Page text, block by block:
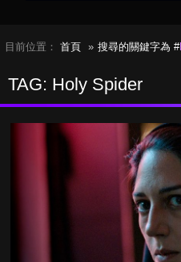
目前位置： 首頁 搜尋的關鍵字為 #
TAG: Holy Spider